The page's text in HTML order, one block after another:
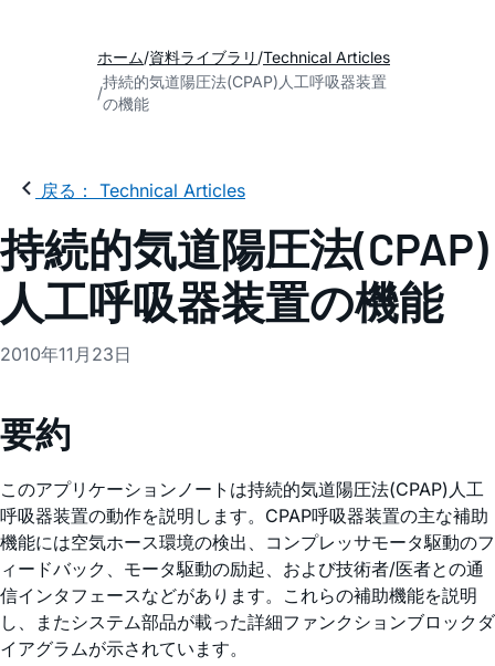
ホーム 資料ライブラリ Technical Articles
持続的気道陽圧法(CPAP)人工呼吸器装置
の機能
戻る： Technical Articles
持続的気道陽圧法(CPAP)
人工呼吸器装置の機能
2010年11月23日
要約
このアプリケーションノートは持続的気道陽圧法(CPAP)人工
呼吸器装置の動作を説明します。CPAP呼吸器装置の主な補助
機能には空気ホース環境の検出、コンプレッサモータ駆動のフ
ィードバック、モータ駆動の励起、および技術者/医者との通
信インタフェースなどがあります。これらの補助機能を説明
し、またシステム部品が載った詳細ファンクションブロックダ
イアグラムが示されています。